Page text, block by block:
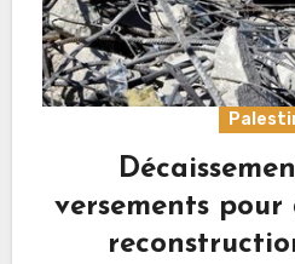
versements pour